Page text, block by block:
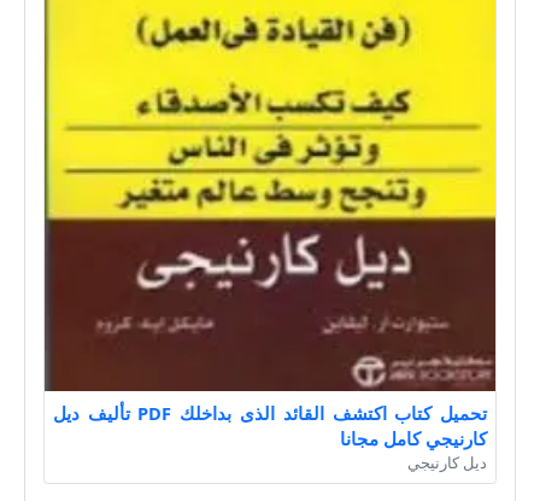
تحميل كتاب اكتشف القائد الذى بداخلك PDF تأليف ديل
كارنيجي كامل مجانا
ديل كارنيجي